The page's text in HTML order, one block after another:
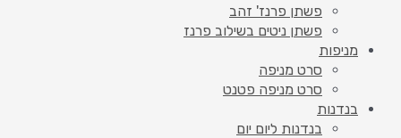
פשתן פרנז' זהב
פשתן ניטים בשילוב פרנז
מניפות
סרט מניפה
סרט מניפה פטנט
בנדנות
בנדנות ליום יום